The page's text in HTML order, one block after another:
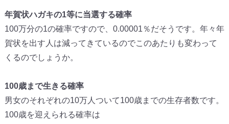
年賀状ハガキの1等に当選する確率
100万分の1の確率ですので、0.00001％だそうです。年々年
賀状を出す人は減ってきているのでこのあたりも変わって
くるのでしょうか。
100歳まで生きる確率
男女のそれぞれの10万人ついて100歳までの生存者数です。
100歳を迎えられる確率は